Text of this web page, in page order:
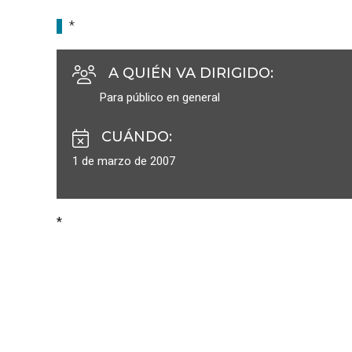
*
A QUIÉN VA DIRIGIDO:
Para público en general
CUÁNDO:
1 de marzo de 2007
*